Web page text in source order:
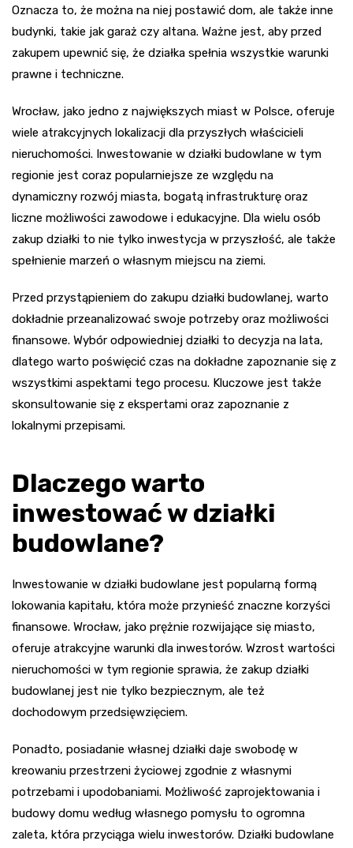
Oznacza to, że można na niej postawić dom, ale także inne
budynki, takie jak garaż czy altana. Ważne jest, aby przed
zakupem upewnić się, że działka spełnia wszystkie warunki
prawne i techniczne.
Wrocław, jako jedno z największych miast w Polsce, oferuje
wiele atrakcyjnych lokalizacji dla przyszłych właścicieli
nieruchomości. Inwestowanie w działki budowlane w tym
regionie jest coraz popularniejsze ze względu na
dynamiczny rozwój miasta, bogatą infrastrukturę oraz
liczne możliwości zawodowe i edukacyjne. Dla wielu osób
zakup działki to nie tylko inwestycja w przyszłość, ale także
spełnienie marzeń o własnym miejscu na ziemi.
Przed przystąpieniem do zakupu działki budowlanej, warto
dokładnie przeanalizować swoje potrzeby oraz możliwości
finansowe. Wybór odpowiedniej działki to decyzja na lata,
dlatego warto poświęcić czas na dokładne zapoznanie się z
wszystkimi aspektami tego procesu. Kluczowe jest także
skonsultowanie się z ekspertami oraz zapoznanie z
lokalnymi przepisami.
Dlaczego warto
inwestować w działki
budowlane?
Inwestowanie w działki budowlane jest popularną formą
lokowania kapitału, która może przynieść znaczne korzyści
finansowe. Wrocław, jako prężnie rozwijające się miasto,
oferuje atrakcyjne warunki dla inwestorów. Wzrost wartości
nieruchomości w tym regionie sprawia, że zakup działki
budowlanej jest nie tylko bezpiecznym, ale też
dochodowym przedsięwzięciem.
Ponadto, posiadanie własnej działki daje swobodę w
kreowaniu przestrzeni życiowej zgodnie z własnymi
potrzebami i upodobaniami. Możliwość zaprojektowania i
budowy domu według własnego pomysłu to ogromna
zaleta, która przyciąga wielu inwestorów. Działki budowlane